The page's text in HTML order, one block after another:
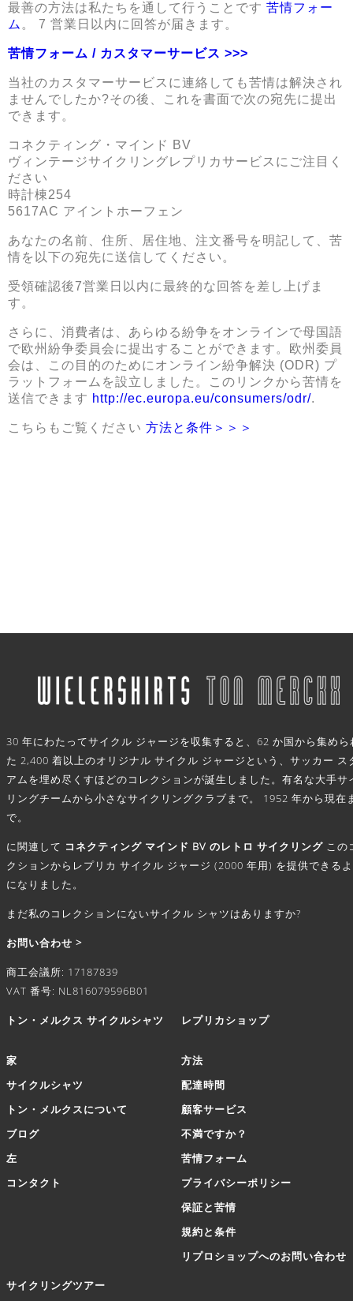
最善の方法は私たちを通して行うことです 苦情フォー
ム 。 7 営業日以内に回答が届きます。
苦情フォーム / カスタマーサービス >>>
当社のカスタマーサービスに連絡しても苦情は解決され
ませんでしたか?その後、これを書面で次の宛先に提出
できます。
コネクティング・マインド BV
ヴィンテージサイクリングレプリカサービスにご注目く
ださい
時計棟254
5617AC アイントホーフェン
あなたの名前、住所、居住地、注文番号を明記して、苦
情を以下の宛先に送信してください。
受領確認後7営業日以内に最終的な回答を差し上げま
す。
さらに、消費者は、あらゆる紛争をオンラインで母国語
で欧州紛争委員会に提出することができます。欧州委員
会は、この目的のためにオンライン紛争解決 (ODR) プ
ラットフォームを設立しました。このリンクから苦情を
送信できます http://ec.europa.eu/consumers/odr/.
こちらもご覧ください 方法と条件＞＞＞
30 年にわたってサイクル ジャージを収集すると、62 か国から集めら
た 2,400 着以上のオリジナル サイクル ジャージという、サッカー ス
アムを埋め尽くすほどのコレクションが誕生しました。有名な大手サ
リングチームから小さなサイクリングクラブまで。 1952 年から現在
で。
に関連して コネクティング マインド BV のレトロ サイクリング この
クションからレプリカ サイクル ジャージ (2000 年用) を提供できる
になりました。
まだ私のコレクションにないサイクル シャツはありますか?
お問い合わせ >
商工会議所: 17187839
VAT 番号: NL816079596B01
トン・メルクス サイクルシャツ
家
サイクルシャツ
トン・メルクスについて
ブログ
左
コンタクト
レプリカショップ
方法
配達時間
顧客サービス
不満ですか？
苦情フォーム
プライバシーポリシー
保証と苦情
規約と条件
リプロショップへのお問い合わせ
サイクリングツアー